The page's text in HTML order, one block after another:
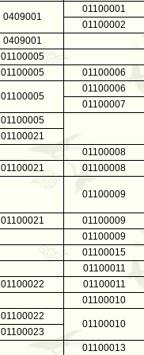
0409001
01100001
01100002
0409001
01100005
01100005 01100006
01100005
01100006
01100007
01100005
01100021
01100008
01100021 01100008
01100009
01100021
01100009
01100009
01100015
01100011
01100022
01100011
01100010
01100022
01100010
01100023
01100013